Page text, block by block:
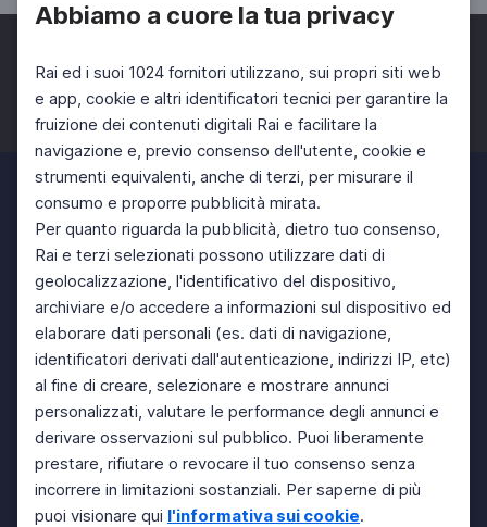
Abbiamo a cuore la tua privacy
Rai ed i suoi 1024 fornitori utilizzano, sui propri siti web
e app, cookie e altri identificatori tecnici per garantire la
fruizione dei contenuti digitali Rai e facilitare la
navigazione e, previo consenso dell'utente, cookie e
strumenti equivalenti, anche di terzi, per misurare il
consumo e proporre pubblicità mirata.
Per quanto riguarda la pubblicità, dietro tuo consenso,
Rai e terzi selezionati possono utilizzare dati di
geolocalizzazione, l'identificativo del dispositivo,
archiviare e/o accedere a informazioni sul dispositivo ed
elaborare dati personali (es. dati di navigazione,
identificatori derivati dall'autenticazione, indirizzi IP, etc)
al fine di creare, selezionare e mostrare annunci
personalizzati, valutare le performance degli annunci e
derivare osservazioni sul pubblico. Puoi liberamente
prestare, rifiutare o revocare il tuo consenso senza
incorrere in limitazioni sostanziali. Per saperne di più
puoi visionare qui l'informativa sui cookie.
Facebook Twitter Instagram